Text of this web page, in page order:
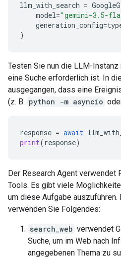
llm_with_search =
model="gemini-3.5-
generation_config=
)
Testen Sie nun die LLM-
eine Suche erforderlich ist. In
ausgegangen, dass eine
(z. B. python -m asyncio
response = await
print(response)
Der Research Agent verwendet
Tools. Es gibt viele
um diese Aufgabe
verwenden Sie Folgendes:
search_web verwendet
Suche, um im Web nach
angegebenen Thema zu